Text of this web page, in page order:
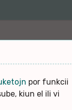
por funkcii
kiun el ili vi